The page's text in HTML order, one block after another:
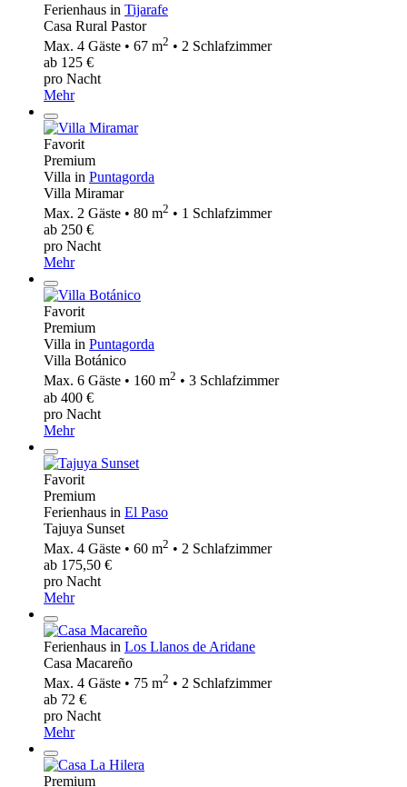
Ferienhaus in Tijarafe
Casa Rural Pastor
Max. 4 Gäste • 67 m2 • 2 Schlafzimmer
ab 125 €
pro Nacht
Mehr
Favorit
Premium
Villa in Puntagorda
Villa Miramar
Max. 2 Gäste • 80 m2 • 1 Schlafzimmer
ab 250 €
pro Nacht
Mehr
Favorit
Premium
Villa in Puntagorda
Villa Botánico
Max. 6 Gäste • 160 m2 • 3 Schlafzimmer
ab 400 €
pro Nacht
Mehr
Favorit
Premium
Ferienhaus in El Paso
Tajuya Sunset
Max. 4 Gäste • 60 m2 • 2 Schlafzimmer
ab 175,50 €
pro Nacht
Mehr
Ferienhaus in Los Llanos de Aridane
Casa Macareño
Max. 4 Gäste • 75 m2 • 2 Schlafzimmer
ab 72 €
pro Nacht
Mehr
Premium